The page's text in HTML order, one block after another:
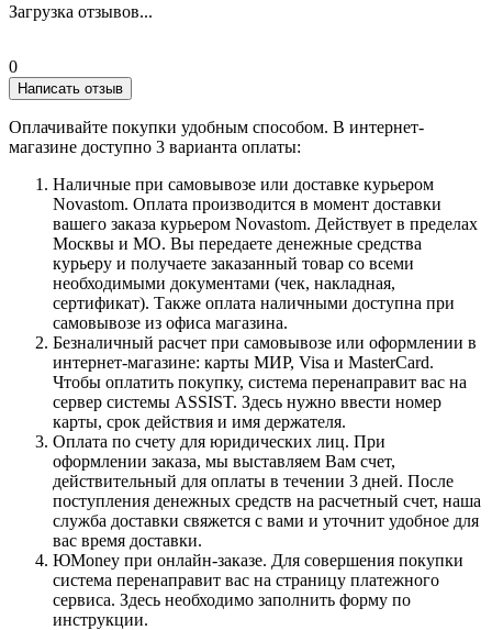
Загрузка отзывов...
0
Написать отзыв
Оплачивайте покупки удобным способом. В интернет-
магазине доступно 3 варианта оплаты:
Наличные при самовывозе или доставке курьером
Novastom. Оплата производится в момент доставки
вашего заказа курьером Novastom. Действует в пределах
Москвы и МО. Вы передаете денежные средства
курьеру и получаете заказанный товар со всеми
необходимыми документами (чек, накладная,
сертификат). Также оплата наличными доступна при
самовывозе из офиса магазина.
Безналичный расчет при самовывозе или оформлении в
интернет-магазине: карты МИР, Visa и MasterCard.
Чтобы оплатить покупку, система перенаправит вас на
сервер системы ASSIST. Здесь нужно ввести номер
карты, срок действия и имя держателя.
Оплата по счету для юридических лиц. При
оформлении заказа, мы выставляем Вам счет,
действительный для оплаты в течении 3 дней. После
поступления денежных средств на расчетный счет, наша
служба доставки свяжется с вами и уточнит удобное для
вас время доставки.
ЮMoney при онлайн-заказе. Для совершения покупки
система перенаправит вас на страницу платежного
сервиса. Здесь необходимо заполнить форму по
инструкции.